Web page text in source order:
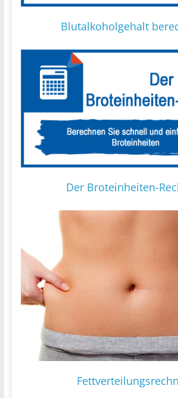
Blutalkoholgehalt
Der Broteinheiten-